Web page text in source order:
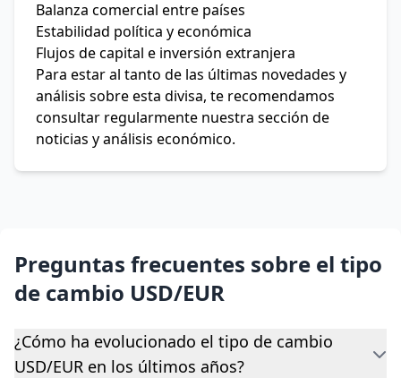
Balanza comercial entre países
Estabilidad política y económica
Flujos de capital e inversión extranjera
Para estar al tanto de las últimas novedades y
análisis sobre esta divisa, te recomendamos
consultar regularmente nuestra sección de
noticias y análisis económico.
Preguntas frecuentes sobre el tipo
de cambio USD/EUR
¿Cómo ha evolucionado el tipo de cambio
USD/EUR en los últimos años?